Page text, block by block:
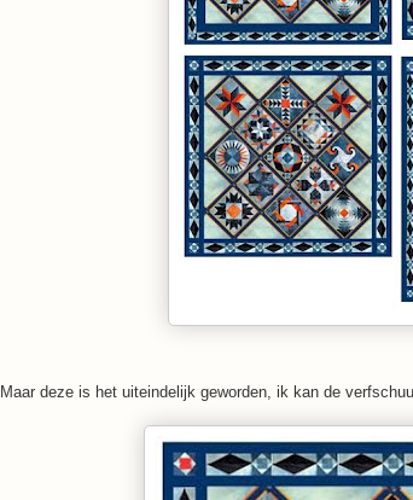
Maar deze is het uiteindelijk geworden, ik kan de